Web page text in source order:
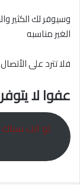
وسيوفر لك الكثير
الغير مناسبه
فلا تترد على
عفوا لا
لو انت